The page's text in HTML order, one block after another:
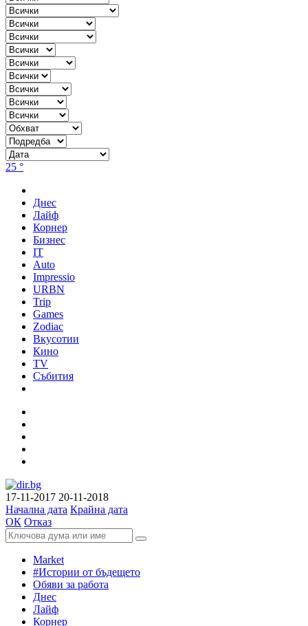
25 °
Днес
Лайф
Корнер
Бизнес
IT
Auto
Impressio
URBN
Trip
Games
Zodiac
Вкусотии
Кино
TV
Събития
17-11-2017 20-11-2018
Начална дата Крайна дата
ОК Отказ
Market
#Истории от бъдещето
Обяви за работа
Днес
Лайф
Корнер